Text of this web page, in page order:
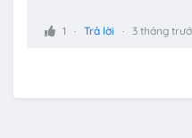
1 Trả lời 3 tháng